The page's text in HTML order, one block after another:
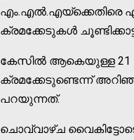
എം.എല്‍.എയ്‌ക്കെതിരെ
ക്രമക്കേടുകള്‍
കേസില്‍ ആകെയുള്ള 21
ക്രമക്കേടുണ്ടെന്ന്
പറയുന്നത്.
ചൊവ്വാഴ്ച